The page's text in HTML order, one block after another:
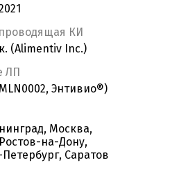
КИ
(Alimentiv Inc.)
ЛП
Энтивио®)
Москва,
на-Дону,
Саратов